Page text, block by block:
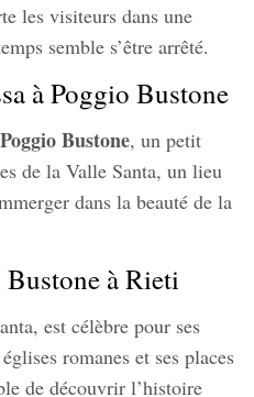
les visiteurs dans une
semble s’être arrêté.
à Poggio Bustone
Poggio Bustone, un petit
de la Valle Santa, un lieu
dans la beauté de la
Bustone à Rieti
est célèbre pour ses
romanes et ses places
de découvrir l’histoire